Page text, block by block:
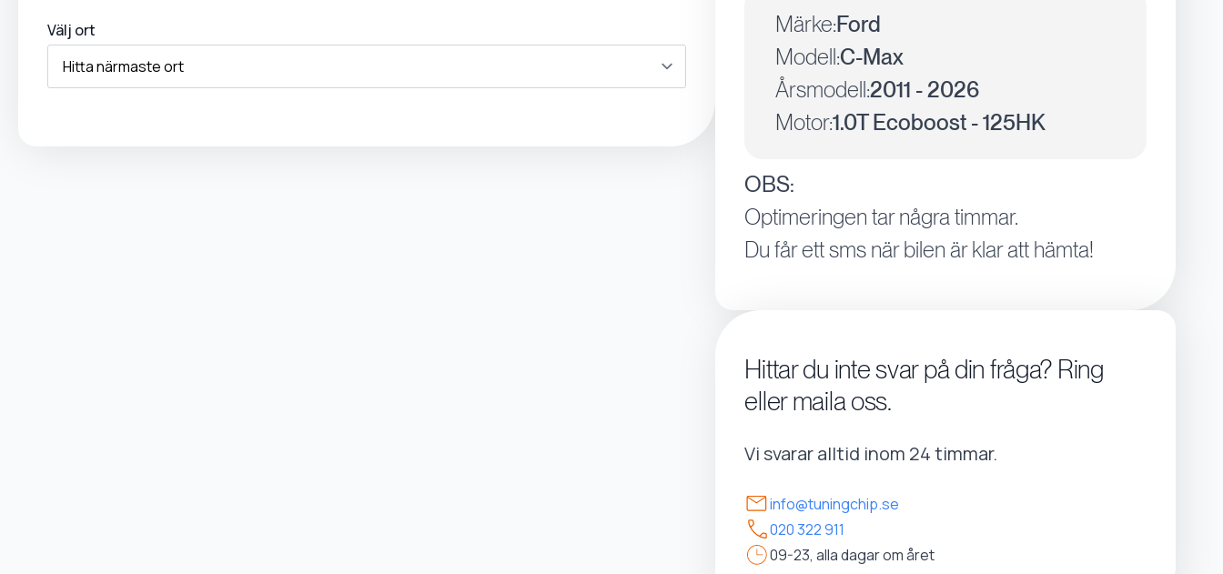
Välj ort Märke:Ford
Modell:C-Max
Årsmodell:2011 - 2026
Motor:1.0T Ecoboost - 125HK
OBS:
Optimeringen tar några timmar.
Du får ett sms när bilen är klar att hämta!
Hittar du inte svar på din fråga? Ring
eller maila oss.
Vi svarar alltid inom 24 timmar.
info@tuningchip.se
020 322 911
09-23, alla dagar om året